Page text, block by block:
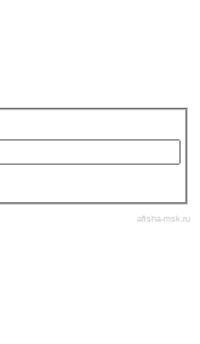
afisha-msk.ru